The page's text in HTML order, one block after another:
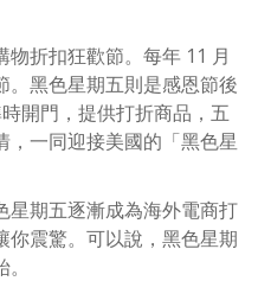
折扣狂歡節。每年 11 月
。黑色星期五則是感恩節後
開門，提供打折商品，五
一同迎接美國的「黑色星
星期五逐漸成為海外電商打
你震驚。可以說，黑色星期